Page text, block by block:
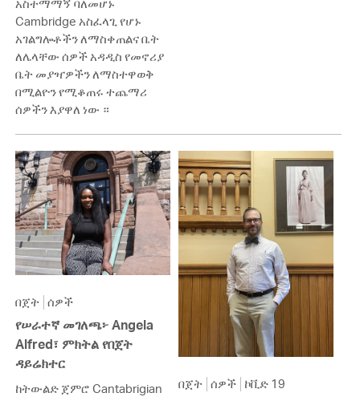
አስተማማኝ ባለመሆኑ
Cambridge አስፈላጊ የሆኑ
አገልግሎቶችን ለማስቀጠልና ቤት
ለሌላቸው ሰዎች አዳዲስ የመኖሪያ
ቤት መያዣዎችን ለማስተዋወቅ
በሚልዮን የሚቆጠሩ ተጨማሪ
ሰዎችን እያዋለ ነው ።
በጀት ሰዎች
የሠራተኛ መገለጫ፦ Angela
Alfred፣ ምክትል የበጀት
ዳይሬክተር
ከትውልድ ጀምሮ Cantabrigian
በጀት ሰዎች ኮቪድ 19